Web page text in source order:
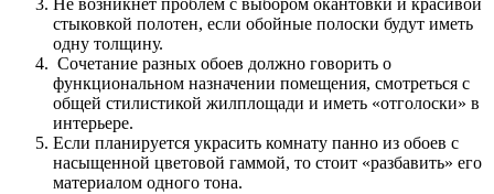
Не возникнет проблем с выбором окантовки и красивой
стыковкой полотен, если обойные полоски будут иметь
одну толщину.
Сочетание разных обоев должно говорить о
функциональном назначении помещения, смотреться с
общей стилистикой жилплощади и иметь «отголоски» в
интерьере.
Если планируется украсить комнату панно из обоев с
насыщенной цветовой гаммой, то стоит «разбавить» его
материалом одного тона.